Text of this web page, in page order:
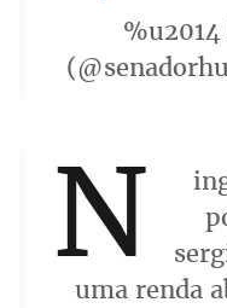
N
uma renda